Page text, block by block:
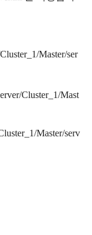
Cluster_1/Master/ser
Cluster_1/Mast
/Master/serv